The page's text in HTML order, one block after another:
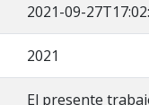
2021-09-
2021
El presente